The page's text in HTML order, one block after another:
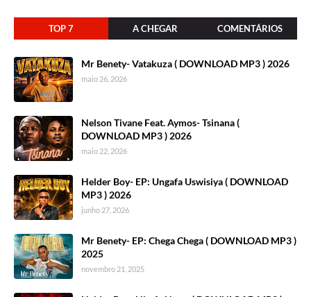
TOP 7 A CHEGAR COMENTÁRIOS
Mr Benety- Vatakuza ( DOWNLOAD MP3 ) 2026
maio 26, 2026
Nelson Tivane Feat. Aymos- Tsinana (
DOWNLOAD MP3 ) 2026
maio 22, 2026
Helder Boy- EP: Ungafa Uswisiya ( DOWNLOAD
MP3 ) 2026
junho 27, 2026
Mr Benety- EP: Chega Chega ( DOWNLOAD MP3 )
2025
novembro 21, 2025